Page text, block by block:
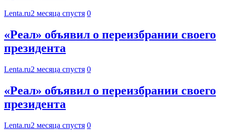
Lenta.ru2 месяца спустя 0
«Реал» объявил о переизбрании своего
президента
Lenta.ru2 месяца спустя 0
«Реал» объявил о переизбрании своего
президента
Lenta.ru2 месяца спустя 0